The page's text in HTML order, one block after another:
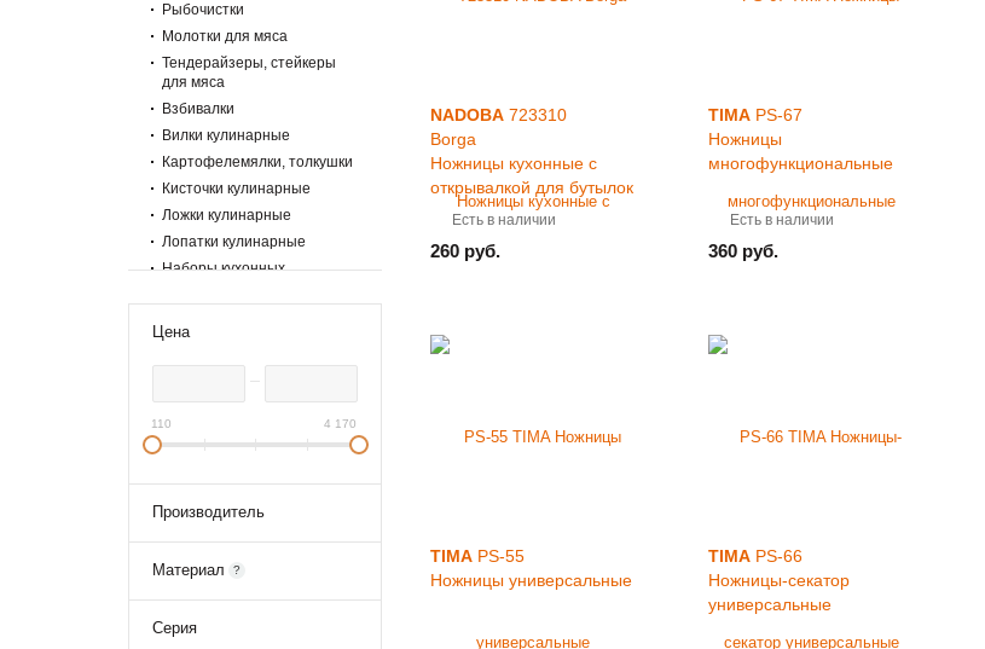
Рыбочистки
Молотки для мяса
Тендерайзеры, стейкеры
для мяса
Взбивалки
Вилки кулинарные
Картофелемялки, толкушки
Кисточки кулинарные
Ложки кулинарные
Лопатки кулинарные
Наборы кухонных
фруктов
Топорики кухонные
кулинарные
Мельницы для специй
Стяжки, зажимы
Ступки
Цена
110 4 170
Производитель
Материал ?
Серия
NADOBA 723310
Borga
Ножницы кухонные с
открывалкой для бутылок
Есть в наличии
260 руб.
TIMA PS-67
Ножницы
многофункциональные
Есть в наличии
360 руб.
TIMA PS-55
Ножницы универсальные
TIMA PS-66
Ножницы-секатор
универсальные